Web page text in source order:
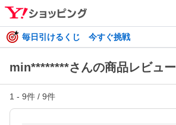
毎日引けるくじ 今すぐ挑戦
min********さんの商品レビュー
1 - 9件 / 9件